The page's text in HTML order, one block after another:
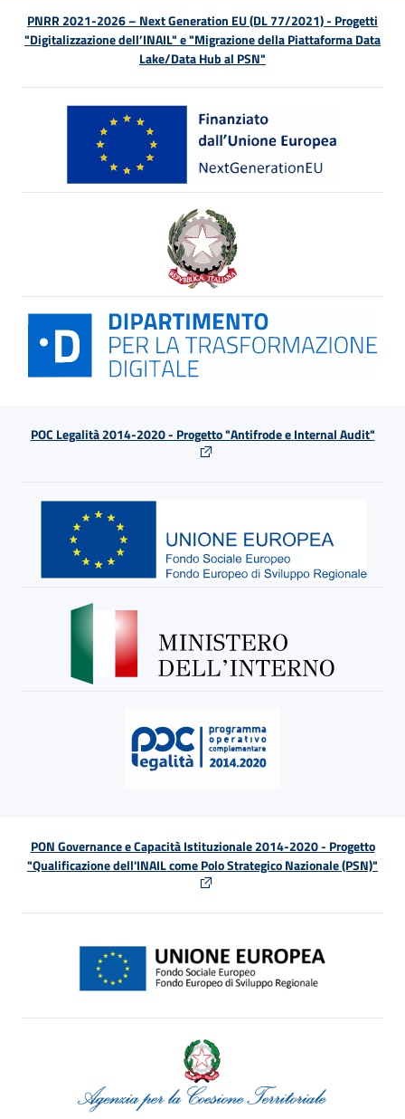
PNRR 2021-2026 – Next Generation EU (DL 77/2021) - Progetti
"Digitalizzazione dell’INAIL" e "Migrazione della Piattaforma Data
Lake/Data Hub al PSN"
POC Legalità 2014-2020 - Progetto "Antifrode e Internal Audit"
PON Governance e Capacità Istituzionale 2014-2020 - Progetto
"Qualificazione dell'INAIL come Polo Strategico Nazionale (PSN)"